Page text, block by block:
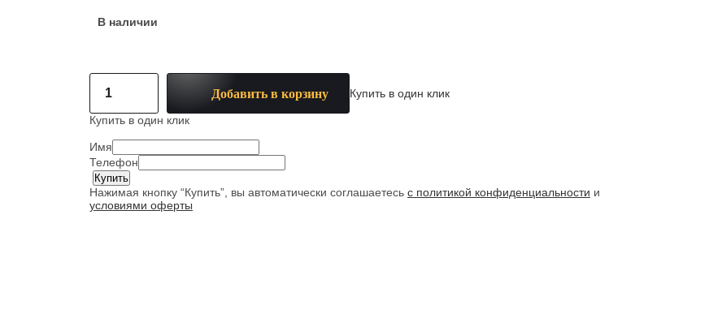
В наличии
Добавить в корзину Купить в один клик
Купить в один клик
Имя
Телефон
Нажимая кнопку “Купить”, вы автоматически соглашаетесь с политикой конфиденциальности и
условиями оферты